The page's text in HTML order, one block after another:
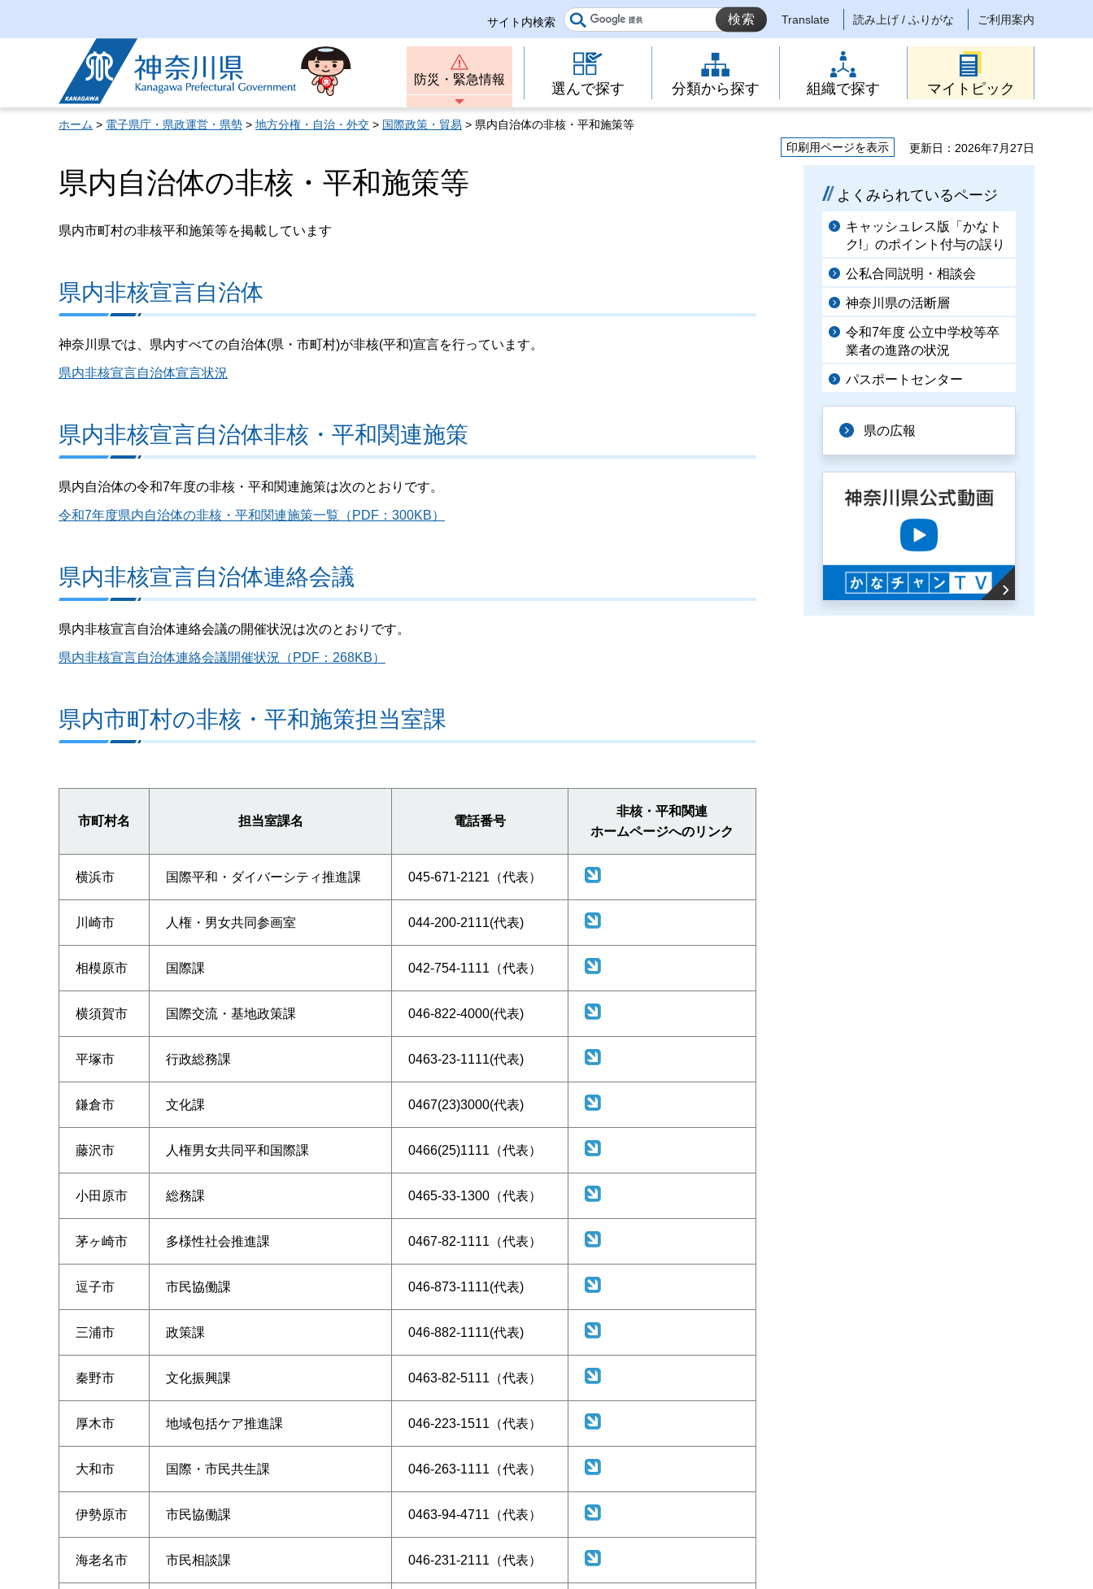
サイト内検索 Translate 読み上げ / ふりがな ご利用案内
神奈川県
防災・緊急情報
選んで探す 分類から探す 組織で探す マイトピック
ホーム > 電子県庁・県政運営・県勢 > 地方分権・自治・外交 > 国際政策・貿易 > 県内自治体の非核・平和施策等
印刷用ページを表示
更新日：2026年7月27日
県内自治体の非核・平和施策等
県内市町村の非核平和施策等を掲載しています
県内非核宣言自治体
神奈川県では、県内すべての自治体(県・市町村)が非核(平和)宣言を行っています。
県内非核宣言自治体宣言状況
県内非核宣言自治体非核・平和関連施策
県内自治体の令和7年度の非核・平和関連施策は次のとおりです。
令和7年度県内自治体の非核・平和関連施策一覧（PDF：300KB）
県内非核宣言自治体連絡会議
県内非核宣言自治体連絡会議の開催状況は次のとおりです。
県内非核宣言自治体連絡会議開催状況（PDF：268KB）
県内市町村の非核・平和施策担当室課
市町村名 担当室課名 電話番号
非核・平和関連
ホームページへのリンク
横浜市 国際平和・ダイバーシティ推進課 045-671-2121（代表）
川崎市 人権・男女共同参画室 044-200-2111(代表)
相模原市 国際課 042-754-1111（代表）
横須賀市 国際交流・基地政策課 046-822-4000(代表)
平塚市 行政総務課 0463-23-1111(代表)
鎌倉市 文化課 0467(23)3000(代表)
藤沢市 人権男女共同平和国際課 0466(25)1111（代表）
小田原市 総務課 0465-33-1300（代表）
茅ヶ崎市 多様性社会推進課 0467-82-1111（代表）
逗子市 市民協働課 046-873-1111(代表)
三浦市 政策課 046-882-1111(代表)
秦野市 文化振興課 0463-82-5111（代表）
厚木市 地域包括ケア推進課 046-223-1511（代表）
大和市 国際・市民共生課 046-263-1111（代表）
伊勢原市 市民協働課 0463-94-4711（代表）
海老名市 市民相談課 046-231-2111（代表）
よくみられているページ
キャッシュレス版「かなト
ク!」のポイント付与の誤り
公私合同説明・相談会
神奈川県の活断層
令和7年度 公立中学校等卒
業者の進路の状況
パスポートセンター
県の広報